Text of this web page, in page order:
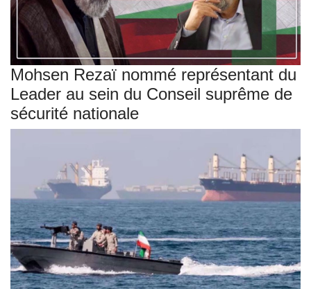
Mohsen Rezaï nommé représentant du
Leader au sein du Conseil suprême de
sécurité nationale